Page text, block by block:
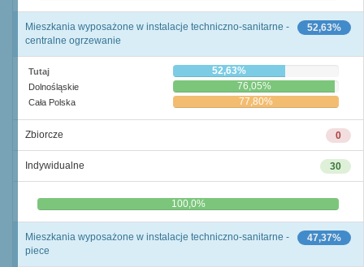
52,63%
Mieszkania wyposażone w instalacje techniczno-sanitarne -
centralne ogrzewanie
Tutaj 52,63%
Dolnośląskie 76,05%
Cała Polska 77,80%
0
Zbiorcze
30
Indywidualne
0,0% 100,0%
47,37%
Mieszkania wyposażone w instalacje techniczno-sanitarne -
piece